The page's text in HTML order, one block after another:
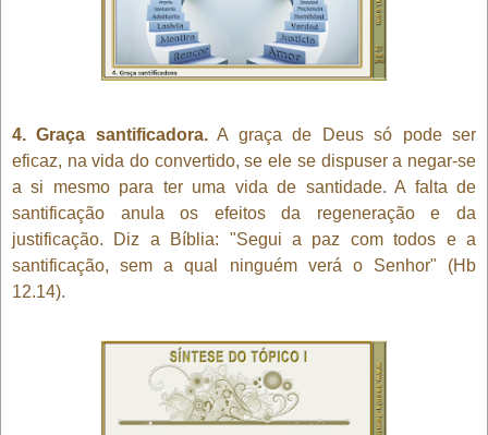
4. Graça santificadora.A graça de Deus só pode ser
eficaz, na vida do convertido, se ele se dispuser a negar-se
a si mesmo para ter uma vida de santidade. A falta de
santificação anula os efeitos da regeneração e da
justificação. Diz a Bíblia: "Segui a paz com todos e a
santificação, sem a qual ninguém verá o Senhor" (Hb
12.14).